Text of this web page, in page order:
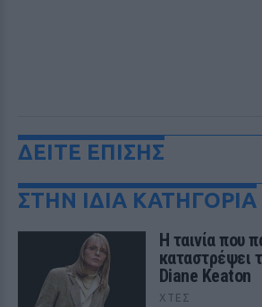
ΔΕΙΤΕ ΕΠΙΣΗΣ
ΣΤΗΝ ΙΔΙΑ ΚΑΤΗΓΟΡΙΑ
Η ταινία που
καταστρέψει
Diane Keaton
ΧΤΕΣ